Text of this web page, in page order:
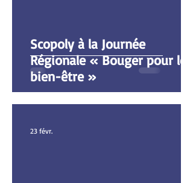
Scopoly à la Journée
Régionale « Bouger pour le
bien-être »
23 févr.